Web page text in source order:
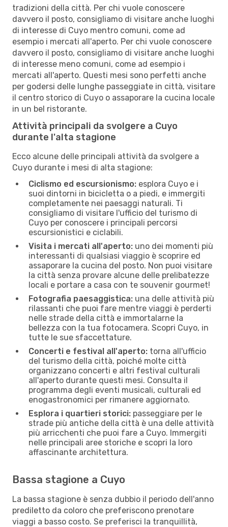
tradizioni della città. Per chi vuole conoscere
davvero il posto, consigliamo di visitare anche luoghi
di interesse di Cuyo mentro comuni, come ad
esempio i mercati all'aperto. Per chi vuole conoscere
davvero il posto, consigliamo di visitare anche luoghi
di interesse meno comuni, come ad esempio i
mercati all'aperto. Questi mesi sono perfetti anche
per godersi delle lunghe passeggiate in città, visitare
il centro storico di Cuyo o assaporare la cucina locale
in un bel ristorante.
Attività principali da svolgere a Cuyo
durante l'alta stagione
Ecco alcune delle principali attività da svolgere a
Cuyo durante i mesi di alta stagione:
Ciclismo ed escursionismo: esplora Cuyo e i
suoi dintorni in bicicletta o a piedi, e immergiti
completamente nei paesaggi naturali. Ti
consigliamo di visitare l'ufficio del turismo di
Cuyo per conoscere i principali percorsi
escursionistici e ciclabili.
Visita i mercati all'aperto: uno dei momenti più
interessanti di qualsiasi viaggio è scoprire ed
assaporare la cucina del posto. Non puoi visitare
la città senza provare alcune delle prelibatezze
locali e portare a casa con te souvenir gourmet!
Fotografia paesaggistica: una delle attività più
rilassanti che puoi fare mentre viaggi è perderti
nelle strade della città e immortalarne la
bellezza con la tua fotocamera. Scopri Cuyo, in
tutte le sue sfaccettature.
Concerti e festival all'aperto: torna all'ufficio
del turismo della città, poiché molte città
organizzano concerti e altri festival culturali
all'aperto durante questi mesi. Consulta il
programma degli eventi musicali, culturali ed
enogastronomici per rimanere aggiornato.
Esplora i quartieri storici: passeggiare per le
strade più antiche della città è una delle attività
più arricchenti che puoi fare a Cuyo. Immergiti
nelle principali aree storiche e scopri la loro
affascinante architettura.
Bassa stagione a Cuyo
La bassa stagione è senza dubbio il periodo dell'anno
prediletto da coloro che preferiscono prenotare
viaggi a basso costo. Se preferisci la tranquillità,